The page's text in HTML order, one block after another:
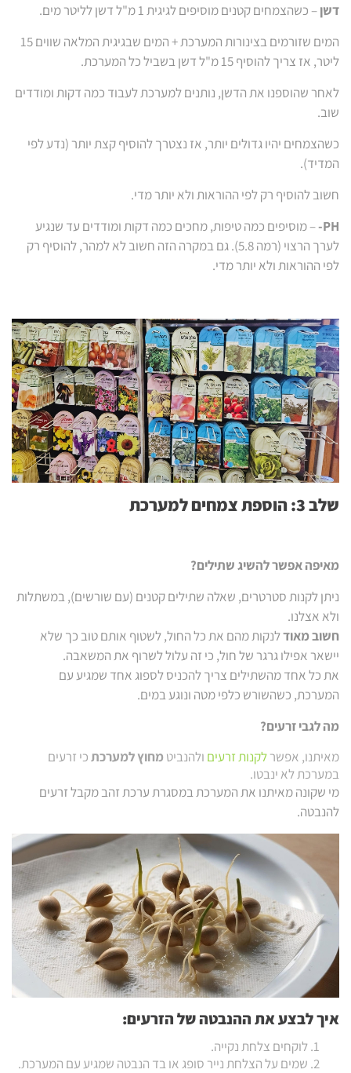
דשן– כשהצמחים קטנים מוסיפים לגיגית 1 מ"ל דשן לליטר מים.
המים שזורמים בצינורות המערכת + המים שבגיגית המלאה שווים 15
ליטר, אז צריך להוסיף 15 מ"ל דשן בשביל כל המערכת.
לאחר שהוספנו את הדשן, נותנים למערכת לעבוד כמה דקות ומודדים
שוב.
כשהצמחים יהיו גדולים יותר, אז נצטרך להוסיף קצת יותר (נדע לפי
המדיד).
חשוב להוסיף רק לפי ההוראות ולא יותר מדי.
PH- – מוסיפים כמה טיפות, מחכים כמה דקות ומודדים עד שנגיע
לערך הרצוי (רמה 5.8). גם במקרה הזה חשוב לא למהר, להוסיף רק
לפי ההוראות ולא יותר מדי.
שלב 3: הוספת צמחים למערכת
מאיפה אפשר להשיג שתילים?
ניתן לקנות סטרטרים, שאלה שתילים קטנים (עם שורשים), במשתלות
ולא אצלנו.
חשוב מאודלנקות מהם את כל החול, לשטוף אותם טוב כך שלא
יישאר אפילו גרגר של חול, כי זה עלול לשרוף את המשאבה.
את כל אחד מהשתילים צריך להכניס לספוג אחד שמגיע עם
המערכת, כשהשורש כלפי מטה ונוגע במים.
מה לגבי זרעים?
מאיתנו, אפשרלקנות זרעים ולהנביט מחוץ למערכתכי זרעים
במערכת לא ינבטו.
מי שקונה מאיתנו את המערכת במסגרת ערכת זהב מקבל זרעים
להנבטה.
איך לבצע את ההנבטה של הזרעים:
לוקחים צלחת נקייה.
שמים על הצלחת נייר סופג או בד הנבטה שמגיע עם המערכת.